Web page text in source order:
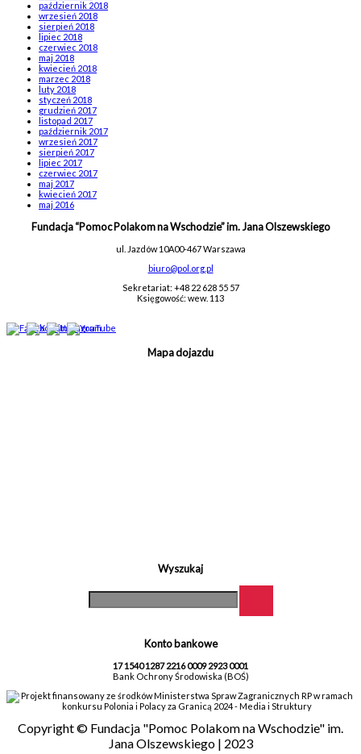
październik 2018
wrzesień 2018
sierpień 2018
lipiec 2018
czerwiec 2018
maj 2018
kwiecień 2018
marzec 2018
luty 2018
styczeń 2018
grudzień 2017
listopad 2017
październik 2017
wrzesień 2017
sierpień 2017
lipiec 2017
czerwiec 2017
maj 2017
kwiecień 2017
maj 2016
Fundacja “Pomoc Polakom na Wschodzie” im. Jana Olszewskiego
ul. Jazdów 10A00-467 Warszawa
biuro@pol.org.pl
Sekretariat: +48 22 628 55 57
Księgowość: wew. 113
Mapa dojazdu
Wyszukaj
Konto bankowe
17 1540 1287 2216 0009 2923 0001
Bank Ochrony Środowiska (BOŚ)
Projekt finansowany ze środków Ministerstwa Spraw Zagranicznych RP w ramach
konkursu Polonia i Polacy za Granicą 2024 - Media i Struktury
Copyright © Fundacja "Pomoc Polakom na Wschodzie" im.
Jana Olszewskiego | 2023